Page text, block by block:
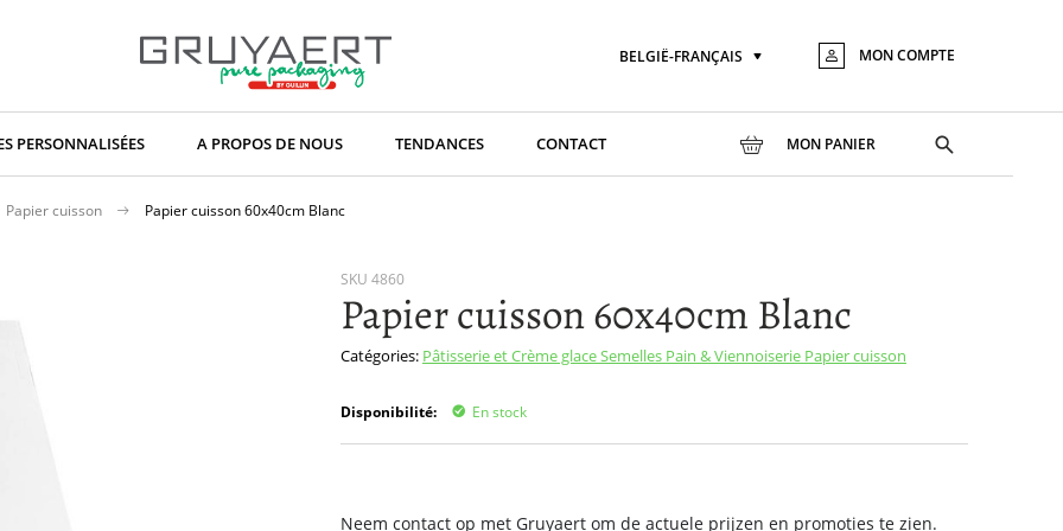
Langue
BELGIË-FRANÇAIS MON COMPTE
PERSONNALISÉES A PROPOS DE NOUS TENDANCES CONTACT MON PANIER
Toggle
search
Papier cuisson Papier cuisson 60x40cm Blanc
SKU4860
Papier cuisson 60x40cm Blanc
Catégories: Pâtisserie et Crème glaceSemelles Pain & Viennoiserie Papier cuisson
Disponibilité: En stock
Neem contact op met Gruyaert om de actuele prijzen en promoties te zien.